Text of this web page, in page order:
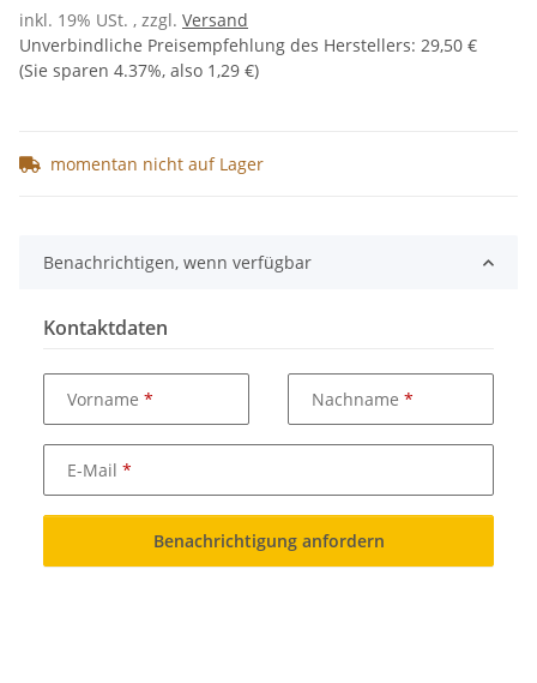
inkl. 19% USt. , zzgl. Versand
Unverbindliche Preisempfehlung des Herstellers: 29,50 €
(Sie sparen 4.37%, also 1,29 €)
momentan nicht auf Lager
Benachrichtigen, wenn verfügbar
Kontaktdaten
Vorname Nachname
E-Mail
Benachrichtigung anfordern